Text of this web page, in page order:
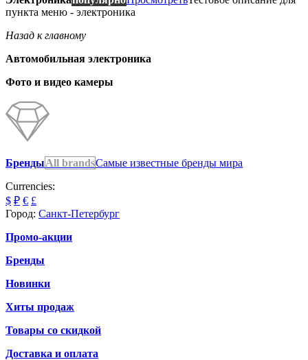
пункта меню - электроника
Назад к главному
Автомобильная электроника
Фото и видео камеры
БрендыAll brandsСамые известные бренды мира
Currencies:
$ ₽ € £
Город: Санкт-Петербург
Промо-акции
Бренды
Новинки
Хиты продаж
Товары со скидкой
Доставка и оплата